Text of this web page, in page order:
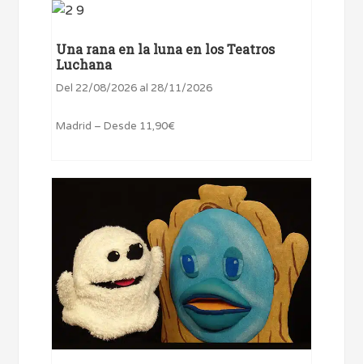
Una rana en la luna en los Teatros
Luchana
Del 22/08/2026 al 28/11/2026
Madrid – Desde 11,90€